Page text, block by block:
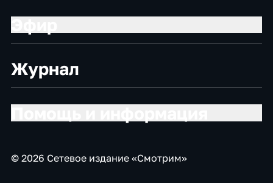
Журнал
© 2026 Сетевое издание «Смотрим»